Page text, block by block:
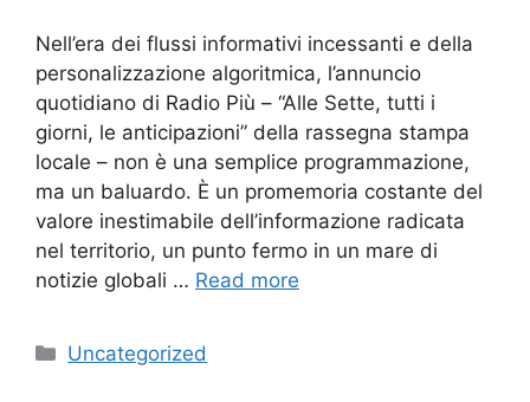
Nell’era dei flussi informativi incessanti e della
personalizzazione algoritmica, l’annuncio
quotidiano di Radio Più – “Alle Sette, tutti i
giorni, le anticipazioni” della rassegna stampa
locale – non è una semplice programmazione,
ma un baluardo. È un promemoria costante del
valore inestimabile dell’informazione radicata
nel territorio, un punto fermo in un mare di
notizie globali … Read more
Categories
Uncategorized